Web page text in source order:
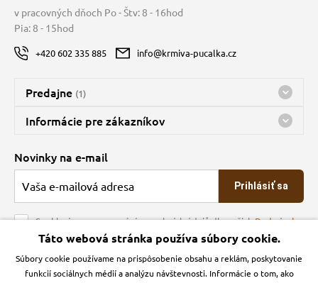
v pracovných dňoch Po - Štv: 8 - 16hod
Pia: 8 - 15hod
+420 602 335 885 info@krmiva-pucalka.cz
Predajne (1)
Predajňa a sklad Kbely
nes máme otvorené 08:00 - 16:00
Informácie pre zákazníkov
O spoločnosti
Veľkoobchod
Obchodné podmienky
Kontakt
Podmienky ochrany osobných údajov
Novinky na e-mail
Prihlásiť sa
Souhlasím se zpracováním osobních údajů dle našichPodmínek
ochrany osobních údajů
Krmiva Pučálka na sociálnych sieťach
Táto webová stránka používa súbory cookie.
Súbory cookie používame na prispôsobenie obsahu a reklám, poskytovanie
funkcií sociálnych médií a analýzu návštevnosti. Informácie o tom, ako